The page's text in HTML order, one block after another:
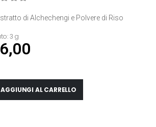
di Alchechengi e Polvere di Riso
3 g
AGGIUNGI AL CARRELLO